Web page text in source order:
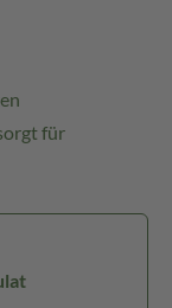
für